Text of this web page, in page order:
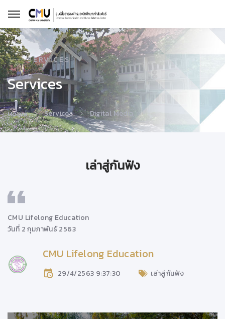
SERVICES
Services
Home Services Digital Media
เล่าสู่กันฟัง
CMU Lifelong Education
วันที่ 2 กุมภาพันธ์ 2563
CMU Lifelong Education
29/4/2563 9:37:30 เล่าสู่กันฟัง